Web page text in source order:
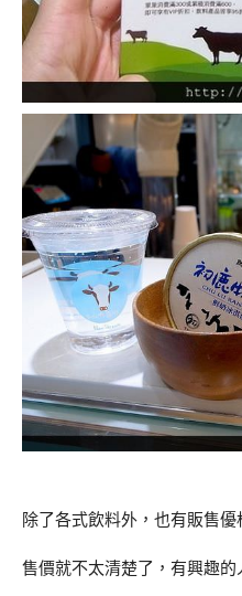
除了各式飲料外，也有販售
售價就不太清楚了，有興趣